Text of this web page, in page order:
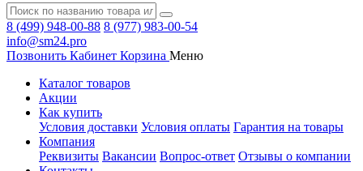
8 (499) 948-00-88 8 (977) 983-00-54
info@sm24.pro
Позвонить Кабинет Корзина Меню
Каталог товаров
Акции
Как купить
Условия доставки Условия оплаты Гарантия на товары
Компания
Реквизиты Вакансии Вопрос-ответ Отзывы о компании